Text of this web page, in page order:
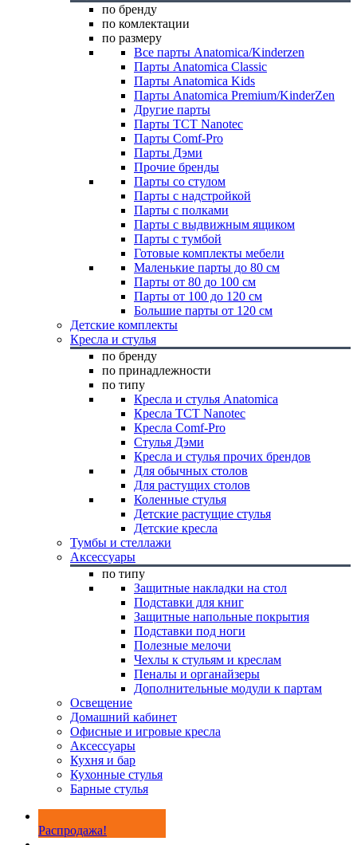
по бренду
по комлектации
по размеру
Все парты Anatomica/Kinderzen
Парты Anatomica Classic
Парты Anatomica Kids
Парты Anatomica Premium/KinderZen
Другие парты
Парты TCT Nanotec
Парты Comf-Pro
Парты Дэми
Прочие бренды
Парты со стулом
Парты с надстройкой
Парты с полками
Парты с выдвижным ящиком
Парты с тумбой
Готовые комплекты мебели
Маленькие парты до 80 см
Парты от 80 до 100 см
Парты от 100 до 120 см
Большие парты от 120 см
Детские комплекты
Кресла и стулья
по бренду
по принадлежности
по типу
Кресла и стулья Anatomica
Кресла TCT Nanotec
Кресла Comf-Pro
Стулья Дэми
Кресла и стулья прочих брендов
Для обычных столов
Для растущих столов
Коленные стулья
Детские растущие стулья
Детские кресла
Тумбы и стеллажи
Аксессуары
по типу
Защитные накладки на стол
Подставки для книг
Защитные напольные покрытия
Подставки под ноги
Полезные мелочи
Чехлы к стульям и креслам
Пеналы и органайзеры
Дополнительные модули к партам
Освещение
Домашний кабинет
Офисные и игровые кресла
Аксессуары
Кухня и бар
Кухонные стулья
Барные стулья
Распродажа!